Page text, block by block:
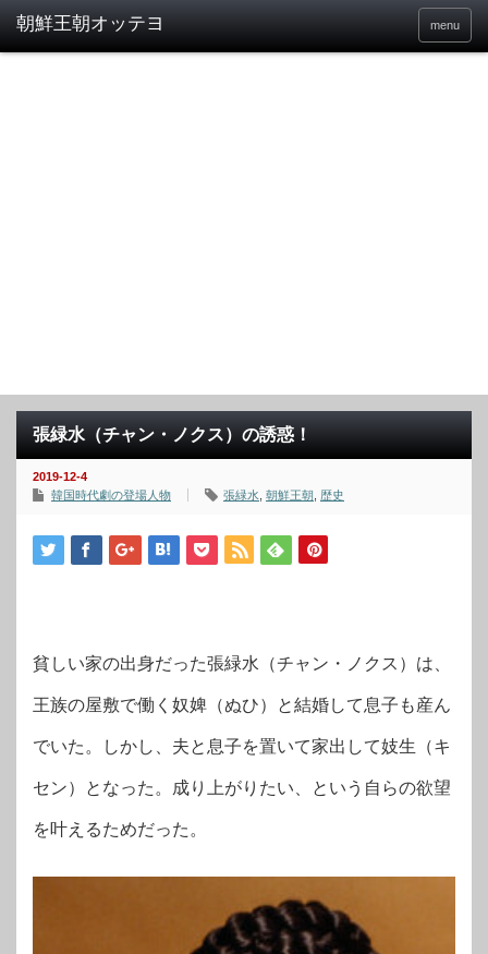
menu
張緑水（チャン・ノクス）の誘惑！
2019-12-4
韓国時代劇の登場人物
張緑水 朝鮮王朝 歴史
貧しい家の出身だった張緑水（チャン・ノクス）は、
王族の屋敷で働く奴婢（ぬひ）と結婚して息子も産ん
でいた。しかし、夫と息子を置いて家出して妓生（キ
セン）となった。成り上がりたい、という自らの欲望
を叶えるためだった。